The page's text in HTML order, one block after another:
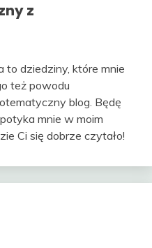
z
to dziedziny, które mnie
też powodu
blog. Będę
mnie w moim
Ci się dobrze czytało!